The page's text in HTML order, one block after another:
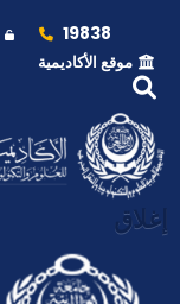
19838
موقع الأكاديمية
إغلاق